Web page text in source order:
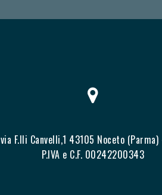
via F.lli Canvelli,1 43105 Noceto
P.IVA e C.F. 00242200343